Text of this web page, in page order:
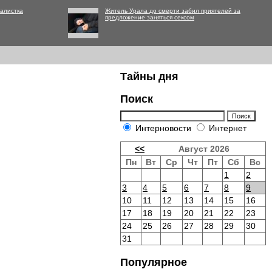
Житель Урала до смерти забил приятелей за
предложение заняться сексом
Тайны дня
Поиск
Интерновости Интернет
<<
Август 2026
Пн
Вт Ср Чт Пт Сб
Вс
1
2
3
4 5 6 7 8
9
10
11 12 13 14 15
16
17
18 19 20 21 22
23
24
25 26 27 28 29
30
31
Популярное